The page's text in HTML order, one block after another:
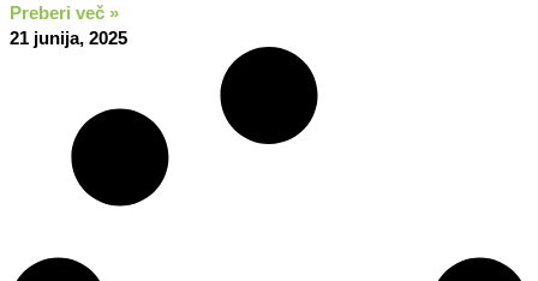
Preberi več »
21 junija, 2025